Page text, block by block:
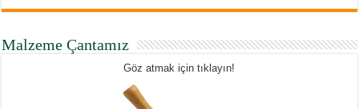
Malzeme Çantamız
Göz atmak için tıklayın!